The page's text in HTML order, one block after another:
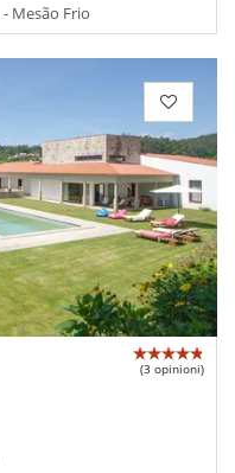
Mesão Frio
(3 opinioni)